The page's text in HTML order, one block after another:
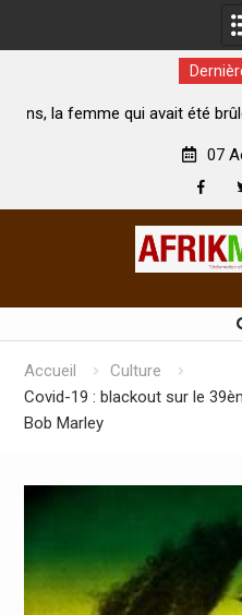
brûlée avec son bébé par
07
Accueil
Culture
Covid-19 : blackout sur le
Bob Marley